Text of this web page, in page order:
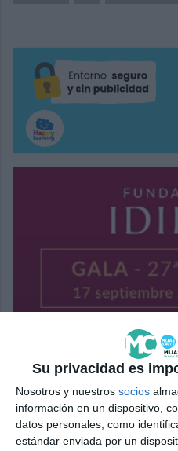
Su privacidad es
Nosotros y nuestros socios
información en un dispositivo,
datos personales, como
estándar enviada por un